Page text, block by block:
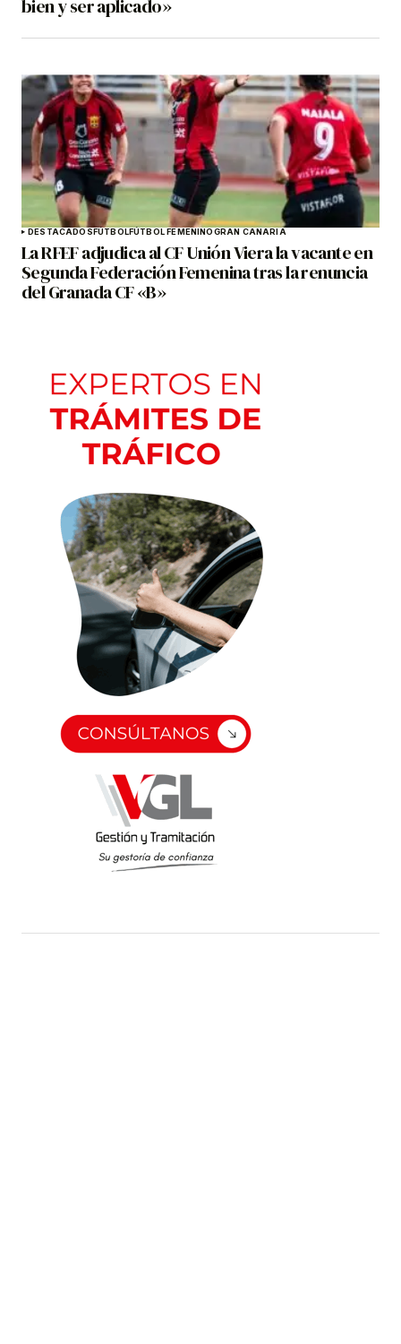
bien y ser aplicado»
DESTACADOS FÚTBOLFÚTBOL FEMENINOGRAN CANARIA
La RFEF adjudica al CF Unión Viera la vacante en
Segunda Federación Femenina tras la renuncia
del Granada CF «B»